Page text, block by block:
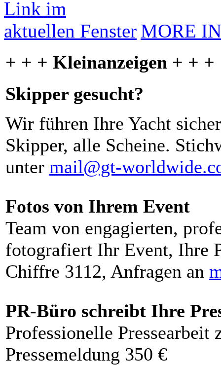
MORE
+ + + Kleinanzeigen + + +
Skipper gesucht?
Wir führen Ihre Yacht
Skipper, alle Scheine.
unter mail@gt-
Fotos von Ihrem Event
Team von engagierten,
fotografiert Ihr Event, Ihre
Chiffre 3112, Anfragen an
PR-Büro schreibt Ihre
Professionelle Pressearbeit
Pressemeldung 350 €